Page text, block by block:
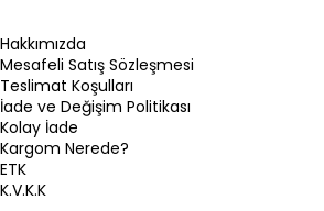
Hakkımızda
Mesafeli Satış Sözleşmesi
Teslimat Koşulları
İade ve Değişim Politikası
Kolay İade
Kargom Nerede?
ETK
K.V.K.K